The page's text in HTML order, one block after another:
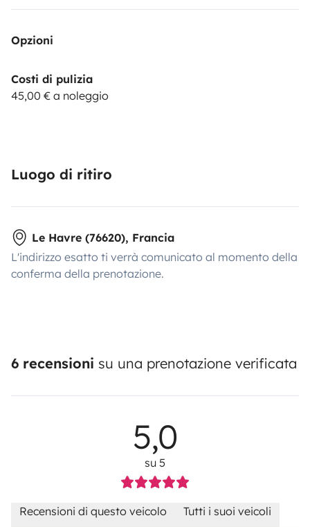
Opzioni
Costi di pulizia
45,00 € a noleggio
Luogo di ritiro
Le Havre (76620), Francia
L'indirizzo esatto ti verrà comunicato al momento della
conferma della prenotazione.
6 recensioni su una prenotazione verificata
5,0
su 5
Recensioni di questo veicolo Tutti i suoi veicoli